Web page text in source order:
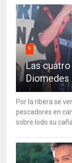
9
Las
Por la ribera se
pescadores en
sobre lodo su